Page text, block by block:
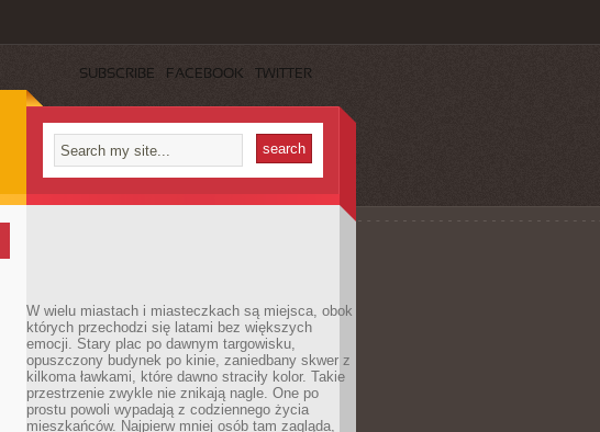
SUBSCRIBE FACEBOOK TWITTER
W wielu miastach i miasteczkach są miejsca, obok
których przechodzi się latami bez większych
emocji. Stary plac po dawnym targowisku,
opuszczony budynek po kinie, zaniedbany skwer z
kilkoma ławkami, które dawno straciły kolor. Takie
przestrzenie zwykle nie znikają nagle. One po
prostu powoli wypadają z codziennego życia
mieszkańców. Najpierw mniej osób tam zagląda,